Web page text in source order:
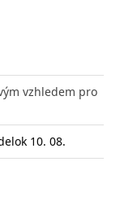
vzhledem pro
10. 08.
s